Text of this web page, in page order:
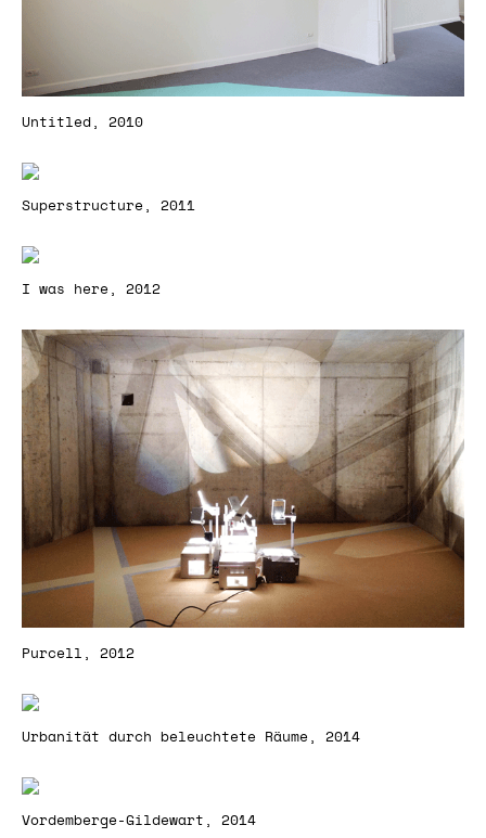
Untitled, 2010
Superstructure, 2011
I was here, 2012
Purcell, 2012
Urbanität durch beleuchtete Räume, 2014
Vordemberge-Gildewart, 2014